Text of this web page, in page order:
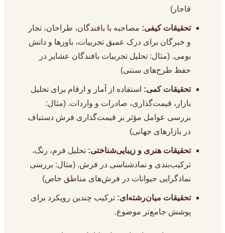
قاجار)
تحقیقات کیفی: مصاحبه با بافندگان، طراحان، تجار
و خبرگان برای درک عمیق تجربیات، باورها و دانش
بومی. (مثال: تحلیل تجربیات بافندگان عشایر در
حفظ طرح‌های سنتی)
تحقیقات کمی: استفاده از آمار و ارقام برای تحلیل
بازار، قیمت‌گذاری، صادرات و واردات. (مثال:
بررسی عوامل مؤثر بر قیمت‌گذاری فرش دستباف
در بازارهای جهانی)
تحقیقات هنری و زیبایی‌شناختی: تحلیل فرم، رنگ،
ترکیب‌بندی و نمادشناسی در فرش. (مثال: بررسی
نمادگرایی حیوانات در فرش‌های مناطق خاص)
تحقیقات میان‌رشته‌ای: ترکیب چندین رویکرد برای
پوشش جامع‌تر موضوع.